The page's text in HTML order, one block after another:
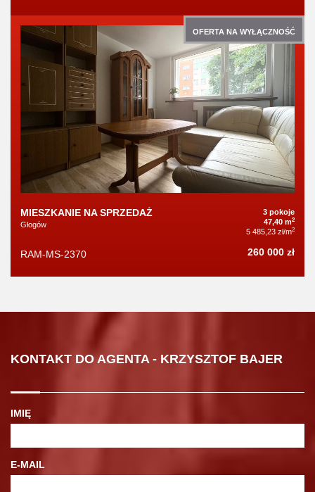
OFERTA NA WYŁĄCZNOŚĆ
MIESZKANIE NA SPRZEDAŻ
Głogów
3 pokoje
47,40 m2
5 485,23 zł/m2
RAM-MS-2370 260 000 zł
KONTAKT DO AGENTA - KRZYSZTOF BAJER
IMIĘ
E-MAIL